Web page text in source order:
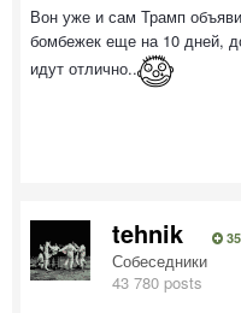
Вон уже и сам Трамп
бомбежек еще на 10 дней,
идут отлично..
tehnik
Собеседники
43 780 posts